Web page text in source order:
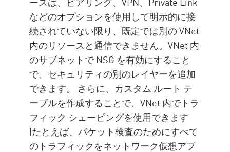
などのオプションを使用して明示的に接
続されていない限り、既定では別の VNet
内のリソースと通信できません。VNet 内
のサブネットで NSG を有効にすること
で、セキュリティの別のレイヤーを追加
できます。 さらに、カスタム ルート テ
ーブルを作成することで、VNet 内でトラ
フィック シェーピングを使用できます
(たとえば、パケット検査のためにすべて
のトラフィックをネットワーク仮想アプ